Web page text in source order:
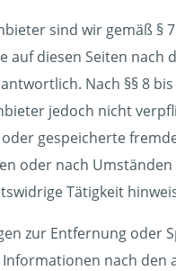
sind wir gemäß §
auf diesen Seiten nach
Nach §§ 8
jedoch nicht
gespeicherte
oder nach
Tätigkeit
zur Entfernung oder
nach den